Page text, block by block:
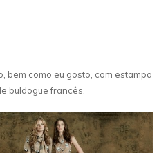
bem como eu gosto, com estampa
buldogue francês.